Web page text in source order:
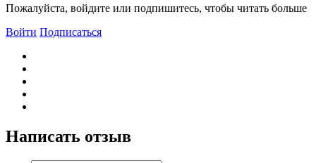
Пожалуйста, войдите или подпишитесь, чтобы читать больше
Войти Подписаться
Написать отзыв